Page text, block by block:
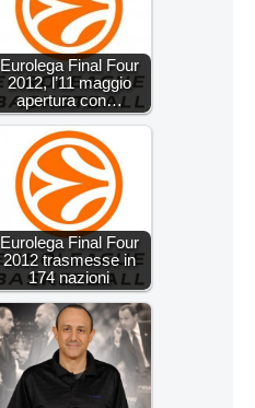
Eurolega Final Four
2012, l’11 maggio
apertura con…
Eurolega Final Four
2012 trasmesse in
174 nazioni